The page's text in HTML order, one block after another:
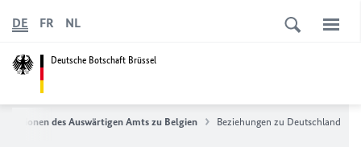
Deutsche Botschaft Brüssel
DE FR NL
des Auswärtigen Amts zu Belgien Beziehungen zu Deutschland